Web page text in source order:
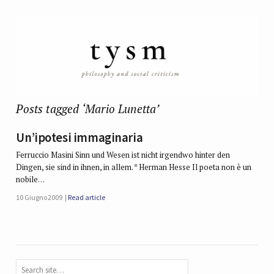
Posts tagged ‘Mario Lunetta’
Un’ipotesi immaginaria
Ferruccio Masini Sinn und Wesen ist nicht irgendwo hinter den
Dingen, sie sind in ihnen, in allem. * Herman Hesse Il poeta non è un
nobile…
10 Giugno 2009 Read article